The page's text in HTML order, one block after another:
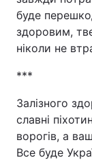
буде
здоровим,
ніколи не
***
Залізного
славні
ворогів, а
Все буде